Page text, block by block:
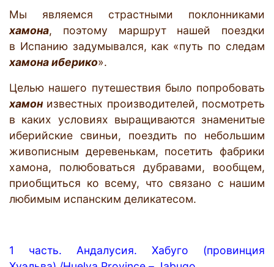
Мы являемся страстными поклонниками
хамона, поэтому маршрут нашей поездки
в Испанию задумывался, как «путь по следам
хамона иберико».
Целью нашего путешествия было попробовать
хамон известных производителей, посмотреть
в каких условиях выращиваются знаменитые
иберийские свиньи, поездить по небольшим
живописным деревенькам, посетить фабрики
хамона, полюбоваться дубравами, вообщем,
приобщиться ко всему, что связано с нашим
любимым испанским деликатесом.
1 часть. Андалусия. Хабуго (провинция